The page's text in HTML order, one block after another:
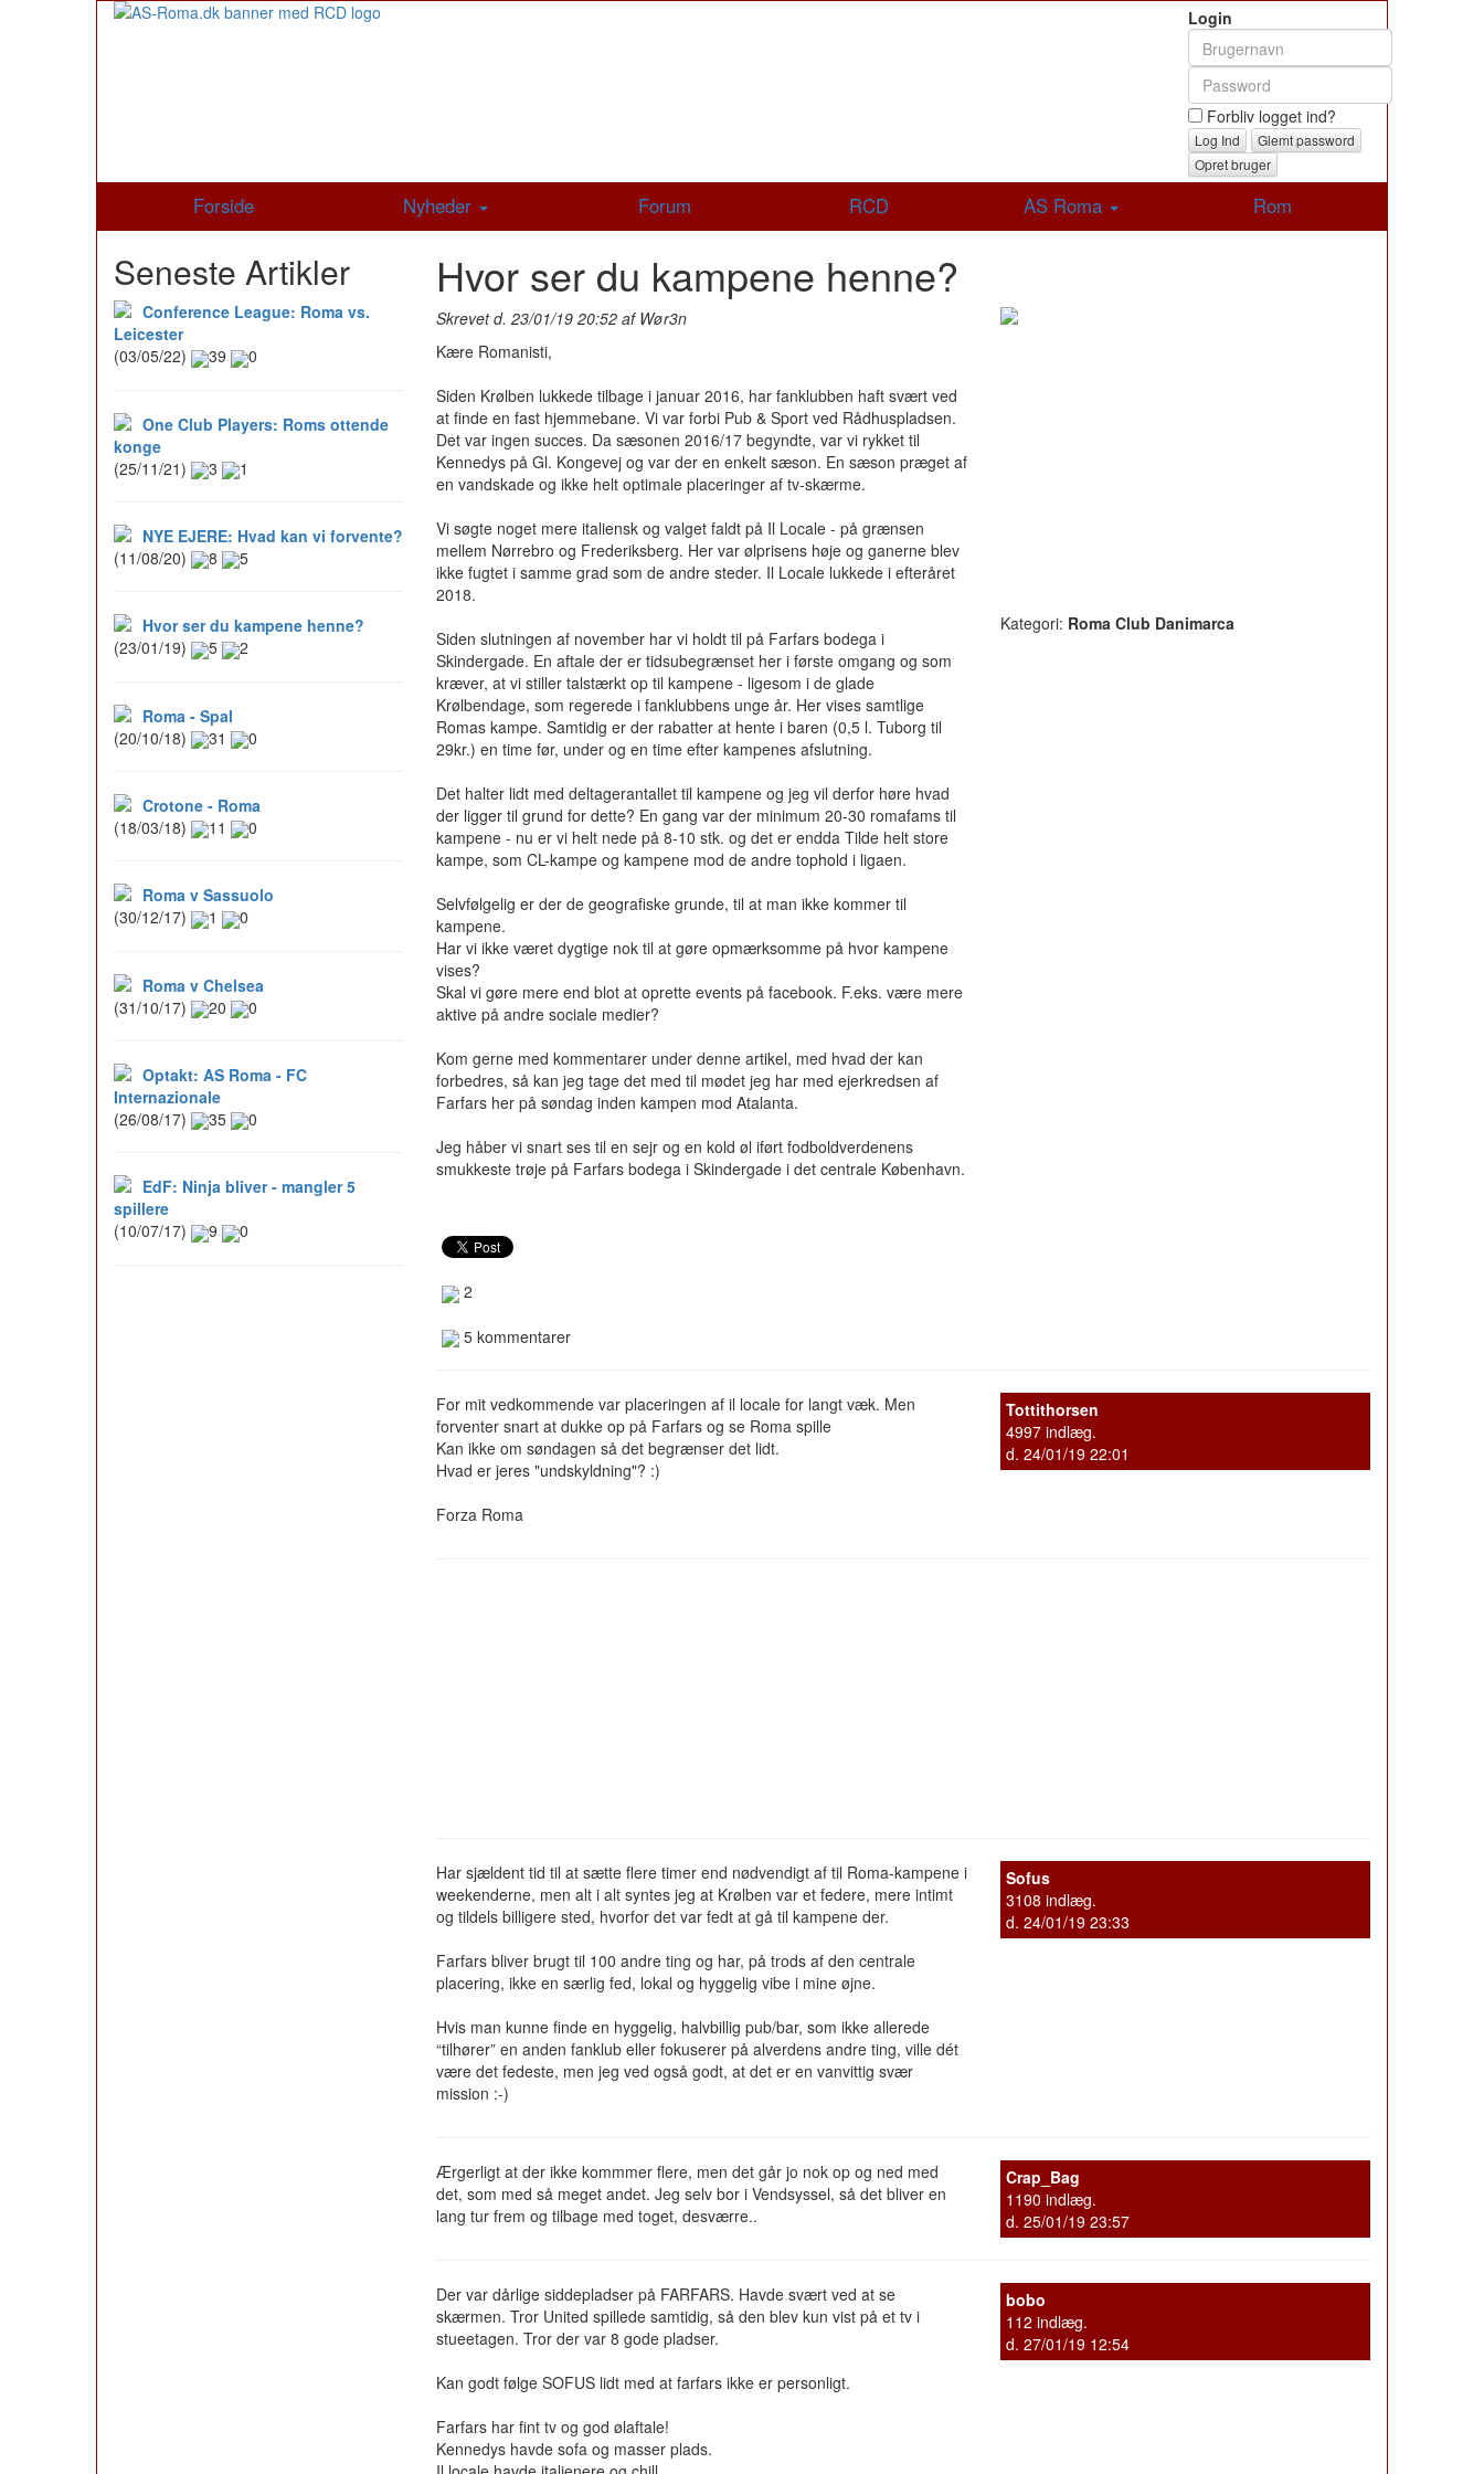
Login
Forbliv logget ind?
Glemt password
Opret bruger
Forside Nyheder Forum RCD AS Roma Rom
Hvor ser du kampene henne?
Kategori: Roma Club Danimarca
Skrevet d. 23/01/19 20:52 af Wør3n
Kære Romanisti,
Siden Krølben lukkede tilbage i januar 2016, har fanklubben haft svært ved
at finde en fast hjemmebane. Vi var forbi Pub & Sport ved Rådhuspladsen.
Det var ingen succes. Da sæsonen 2016/17 begyndte, var vi rykket til
Kennedys på Gl. Kongevej og var der en enkelt sæson. En sæson præget af
en vandskade og ikke helt optimale placeringer af tv-skærme.
Vi søgte noget mere italiensk og valget faldt på Il Locale - på grænsen
mellem Nørrebro og Frederiksberg. Her var ølprisens høje og ganerne blev
ikke fugtet i samme grad som de andre steder. Il Locale lukkede i efteråret
2018.
Siden slutningen af november har vi holdt til på Farfars bodega i
Skindergade. En aftale der er tidsubegrænset her i første omgang og som
kræver, at vi stiller talstærkt op til kampene - ligesom i de glade
Krølbendage, som regerede i fanklubbens unge år. Her vises samtlige
Romas kampe. Samtidig er der rabatter at hente i baren (0,5 l. Tuborg til
29kr.) en time før, under og en time efter kampenes afslutning.
Det halter lidt med deltagerantallet til kampene og jeg vil derfor høre hvad
der ligger til grund for dette? En gang var der minimum 20-30 romafams til
kampene - nu er vi helt nede på 8-10 stk. og det er endda Tilde helt store
kampe, som CL-kampe og kampene mod de andre tophold i ligaen.
Selvfølgelig er der de geografiske grunde, til at man ikke kommer til
kampene.
Har vi ikke været dygtige nok til at gøre opmærksomme på hvor kampene
vises?
Skal vi gøre mere end blot at oprette events på facebook. F.eks. være mere
aktive på andre sociale medier?
Kom gerne med kommentarer under denne artikel, med hvad der kan
forbedres, så kan jeg tage det med til mødet jeg har med ejerkredsen af
Farfars her på søndag inden kampen mod Atalanta.
Jeg håber vi snart ses til en sejr og en kold øl iført fodboldverdenens
smukkeste trøje på Farfars bodega i Skindergade i det centrale København.
2
5 kommentarer
Tottithorsen
4997 indlæg.
d. 24/01/19 22:01
For mit vedkommende var placeringen af il locale for langt væk. Men
forventer snart at dukke op på Farfars og se Roma spille
Kan ikke om søndagen så det begrænser det lidt.
Hvad er jeres "undskyldning"? :)
Forza Roma
Sofus
3108 indlæg.
d. 24/01/19 23:33
Har sjældent tid til at sætte flere timer end nødvendigt af til Roma-kampene i
weekenderne, men alt i alt syntes jeg at Krølben var et federe, mere intimt
og tildels billigere sted, hvorfor det var fedt at gå til kampene der.
Farfars bliver brugt til 100 andre ting og har, på trods af den centrale
placering, ikke en særlig fed, lokal og hyggelig vibe i mine øjne.
Hvis man kunne finde en hyggelig, halvbillig pub/bar, som ikke allerede
“tilhører” en anden fanklub eller fokuserer på alverdens andre ting, ville dét
være det fedeste, men jeg ved også godt, at det er en vanvittig svær
mission :-)
Crap_Bag
1190 indlæg.
d. 25/01/19 23:57
Ærgerligt at der ikke kommmer flere, men det går jo nok op og ned med
det, som med så meget andet. Jeg selv bor i Vendsyssel, så det bliver en
lang tur frem og tilbage med toget, desværre..
bobo
112 indlæg.
d. 27/01/19 12:54
Der var dårlige siddepladser på FARFARS. Havde svært ved at se
skærmen. Tror United spillede samtidig, så den blev kun vist på et tv i
stueetagen. Tror der var 8 gode pladser.
Kan godt følge SOFUS lidt med at farfars ikke er personligt.
Farfars har fint tv og god ølaftale!
Kennedys havde sofa og masser plads.
Seneste Artikler
Conference League: Roma vs.
Leicester
(03/05/22)
39 0
One Club Players: Roms ottende
konge
(25/11/21)
3 1
NYE EJERE: Hvad kan vi forvente?
(11/08/20)
8 5
Hvor ser du kampene henne?
(23/01/19)
5 2
Roma - Spal
(20/10/18)
31 0
Crotone - Roma
(18/03/18)
11 0
Roma v Sassuolo
(30/12/17)
1 0
Roma v Chelsea
(31/10/17)
20 0
Optakt: AS Roma - FC
Internazionale
(26/08/17)
35 0
EdF: Ninja bliver - mangler 5
spillere
(10/07/17)
9 0